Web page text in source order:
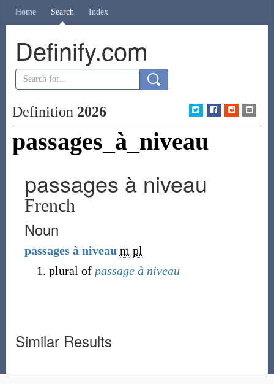
Home Search Index
Definify.com
Definition 2026
passages_à_niveau
passages à niveau
French
Noun
passages à niveau m pl
plural of passage à niveau
Similar Results